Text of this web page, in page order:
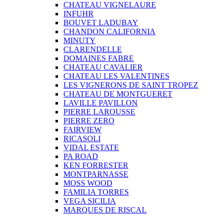
CHATEAU VIGNELAURE
INFUHR
BOUVET LADUBAY
CHANDON CALIFORNIA
MINUTY
CLARENDELLE
DOMAINES FABRE
CHATEAU CAVALIER
CHATEAU LES VALENTINES
LES VIGNERONS DE SAINT TROPEZ
CHATEAU DE MONTGUERET
LAVILLE PAVILLON
PIERRE LAROUSSE
PIERRE ZERO
FAIRVIEW
RICASOLI
VIDAL ESTATE
PA ROAD
KEN FORRESTER
MONTPARNASSE
MOSS WOOD
FAMILIA TORRES
VEGA SICILIA
MARQUES DE RISCAL